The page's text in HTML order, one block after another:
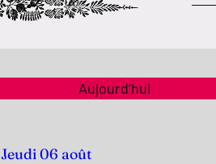
Aujourd’hui
Jeudi 06 août